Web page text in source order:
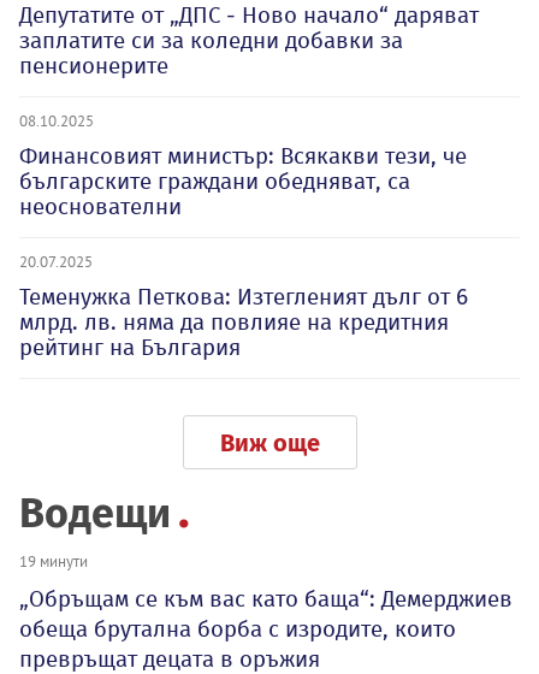
Депутатите от „ДПС - Ново начало“ даряват
заплатите си за коледни добавки за
пенсионерите
08.10.2025
Финансовият министър: Всякакви тези, че
българските граждани обедняват, са
неоснователни
20.07.2025
Теменужка Петкова: Изтегленият дълг от 6
млрд. лв. няма да повлияе на кредитния
рейтинг на България
Виж още
Водещи
19 минути
„Обръщам се към вас като баща“: Демерджиев
обеща брутална борба с изродите, които
превръщат децата в оръжия